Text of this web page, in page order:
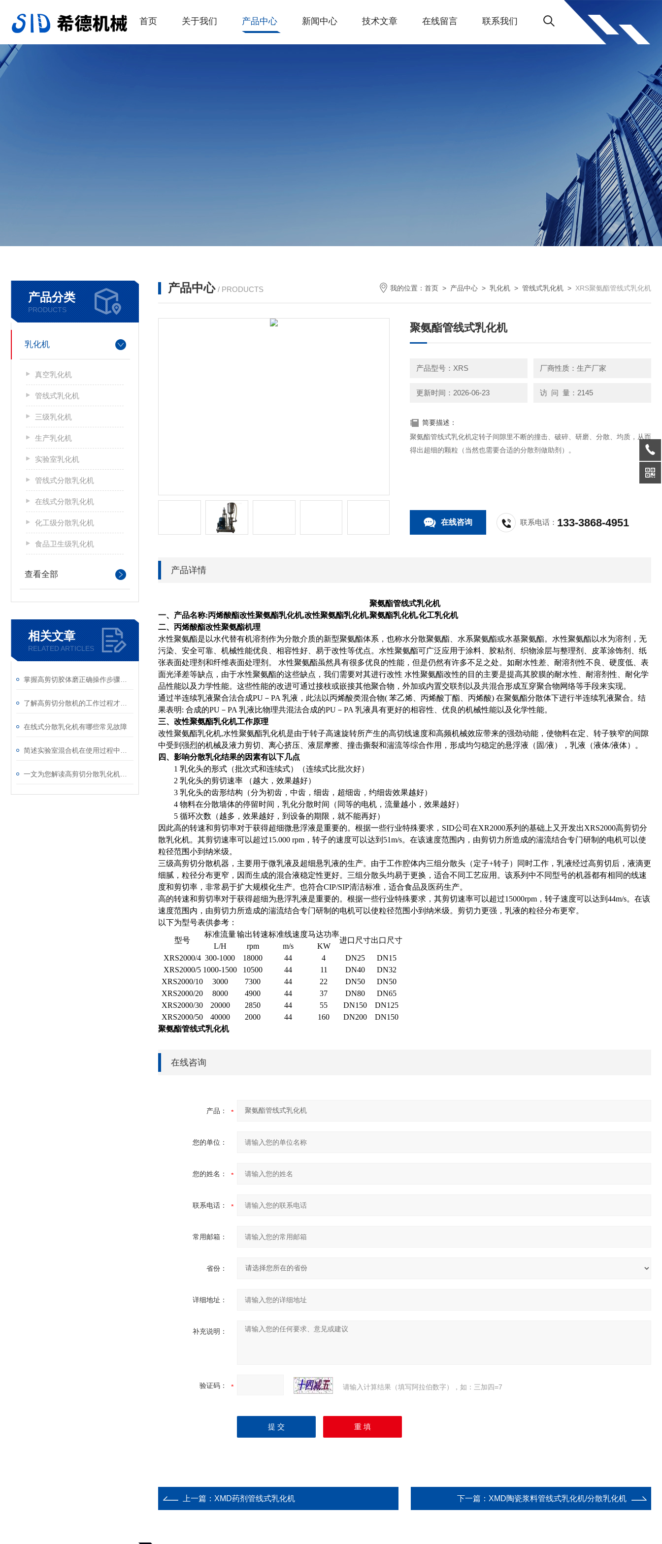
首页 关于我们 产品中心 新闻中心 技术文章 在线留言 联系我们
产品分类
PRODUCTS
乳化机
真空乳化机
管线式乳化机
三级乳化机
生产乳化机
实验室乳化机
管线式分散乳化机
在线式分散乳化机
化工级分散乳化机
食品卫生级乳化机
查看全部
相关文章
RELATED ARTICLES
在线式分散乳化机有哪些常见故障
产品中心 / PRODUCTS 我的位置： 首页 > 产品中心 > 乳化机 > 管线式乳化机 > XRS聚氨酯管线式乳化机
聚氨酯管线式乳化机
产品型号：XRS 厂商性质：生产厂家
更新时间：2026-06-23 访 问 量：2145
简要描述：
聚氨酯管线式乳化机定转子间隙里不断的撞击、破碎、研磨、分散、均质，从而
得出超细的颗粒（当然也需要合适的分散剂做助剂）。
在线咨询 联系电话： 133-3868-4951
产品详情
聚氨酯管线式乳化机
一、产品名称:丙烯酸酯改性聚氨酯乳化机,改性聚氨酯乳化机,聚氨酯乳化机,化工乳化机
二、丙烯酸酯改性聚氨酯机理
水性聚氨酯是以水代替有机溶剂作为分散介质的新型聚氨酯体系，也称水分散聚氨酯、水系聚氨酯或水基聚氨酯。水性聚氨酯以水为溶剂，无
污染、安全可靠、机械性能优良、相容性好、易于改性等优点。水性聚氨酯可广泛应用于涂料、胶粘剂、织物涂层与整理剂、皮革涂饰剂、纸
张表面处理剂和纤维表面处理剂。 水性聚氨酯虽然具有很多优良的性能，但是仍然有许多不足之处。如耐水性差、耐溶剂性不良、硬度低、表
面光泽差等缺点，由于水性聚氨酯的这些缺点，我们需要对其进行改性 水性聚氨酯改性的目的主要是提高其胶膜的耐水性、耐溶剂性、耐化学
品性能以及力学性能。这些性能的改进可通过接枝或嵌接其他聚合物，外加或内置交联剂以及共混合形成互穿聚合物网络等手段来实现。
通过半连续乳液聚合法合成PU－PA 乳液，此法以丙烯酸类混合物( 苯乙烯、丙烯酸丁酯、丙烯酸) 在聚氨酯分散体下进行半连续乳液聚合。结
果表明: 合成的PU－PA 乳液比物理共混法合成的PU－PA 乳液具有更好的相容性、优良的机械性能以及化学性能。
三、改性聚氨酯乳化机工作原理
改性聚氨酯乳化机,水性聚氨酯乳化机是由于转子高速旋转所产生的高切线速度和高频机械效应带来的强劲动能，使物料在定、转子狭窄的间隙
中受到强烈的机械及液力剪切、离心挤压、液层摩擦、撞击撕裂和湍流等综合作用，形成均匀稳定的悬浮液（固/液），乳液（液体/液体）。
四、影响分散乳化结果的因素有以下几点
1 乳化头的形式（批次式和连续式）（连续式比批次好）
2 乳化头的剪切速率 （越大，效果越好）
3 乳化头的齿形结构（分为初齿，中齿，细齿，超细齿，约细齿效果越好）
4 物料在分散墙体的停留时间，乳化分散时间（同等的电机，流量越小，效果越好）
5 循环次数（越多，效果越好，到设备的期限，就不能再好）
因此高的转速和剪切率对于获得超细微悬浮液是重要的。根据一些行业特殊要求，SID公司在XR2000系列的基础上又开发出XRS2000高剪切分
散乳化机。其剪切速率可以超过15.000 rpm，转子的速度可以达到51m/s。在该速度范围内，由剪切力所造成的湍流结合专门研制的电机可以使
粒径范围小到纳米级。
三级高剪切分散机器，主要用于微乳液及超细悬乳液的生产。由于工作腔体内三组分散头（定子+转子）同时工作，乳液经过高剪切后，液滴更
细腻，粒径分布更窄，因而生成的混合液稳定性更好。三组分散头均易于更换，适合不同工艺应用。该系列中不同型号的机器都有相同的线速
度和剪切率，非常易于扩大规模化生产。也符合CIP/SIP清洁标准，适合食品及医药生产。
高的转速和剪切率对于获得超细为悬浮乳液是重要的。根据一些行业特殊要求，其剪切速率可以超过15000rpm，转子速度可以达到44m/s。在该
速度范围内，由剪切力所造成的湍流结合专门研制的电机可以使粒径范围小到纳米级。剪切力更强，乳液的粒径分布更窄。
以下为型号表供参考：
型号
标准流量
L/H
输出转速
rpm
标准线速度
m/s
马达功率
KW
进口尺寸出口尺寸
XRS2000/4 300-1000 18000 44 4 DN25
DN15
XRS2000/5 1000-1500 10500 44 11 DN40
DN32
XRS2000/10
3000 7300 44 22 DN50
DN50
XRS2000/20
8000 4900 44 37 DN80
DN65
XRS2000/30
20000 2850 44 55 DN150
DN125
XRS2000/50
40000 2000 44 160 DN200
DN150
聚氨酯管线式乳化机
在线咨询
产品：
您的单位：
您的姓名：
联系电话：
常用邮箱：
省份：
详细地址：
补充说明：
验证码： 请输入计算结果（填写阿拉伯数字），如：三加四=7
上一篇： XMD药剂管线式乳化机 下一篇： XMD陶瓷浆料管线式乳化机/分散乳化机